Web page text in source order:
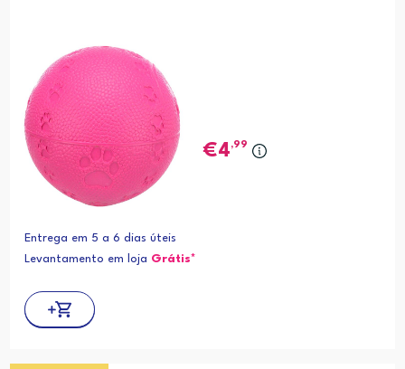
4,99
Entrega em 5 a 6 dias úteis
Levantamento em loja Grátis*